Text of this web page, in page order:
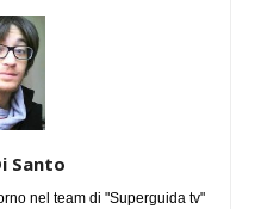
Santo
nel team di "Superguida tv"